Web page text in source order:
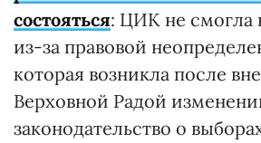
состояться: ЦИК не смогла
из-за правовой
которая возникла после
Верховной Радой
законодательство о